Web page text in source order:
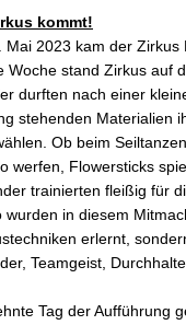
kommt!
Mai 2023 kam der Zirkus
Woche stand Zirkus auf
durften nach einer
stehenden Materialien
Ob beim
werfen, Flowersticks
trainierten fleißig für
wurden in diesem
erlernt,
Teamgeist,
Tag der Aufführung